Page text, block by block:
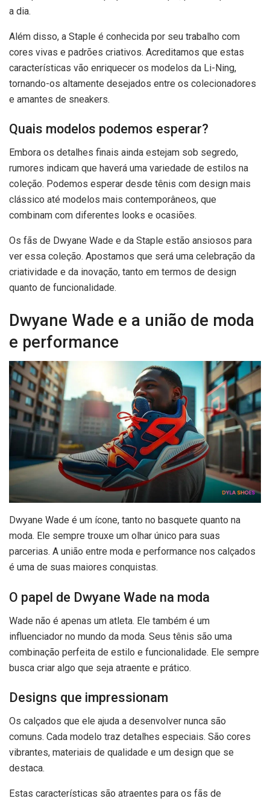
a dia.
Além disso, a Staple é conhecida por seu trabalho com
cores vivas e padrões criativos. Acreditamos que estas
características vão enriquecer os modelos da Li-Ning,
tornando-os altamente desejados entre os colecionadores
e amantes de sneakers.
Quais modelos podemos esperar?
Embora os detalhes finais ainda estejam sob segredo,
rumores indicam que haverá uma variedade de estilos na
coleção. Podemos esperar desde tênis com design mais
clássico até modelos mais contemporâneos, que
combinam com diferentes looks e ocasiões.
Os fãs de Dwyane Wade e da Staple estão ansiosos para
ver essa coleção. Apostamos que será uma celebração da
criatividade e da inovação, tanto em termos de design
quanto de funcionalidade.
Dwyane Wade e a união de moda
e performance
Dwyane Wade é um ícone, tanto no basquete quanto na
moda. Ele sempre trouxe um olhar único para suas
parcerias. A união entre moda e performance nos calçados
é uma de suas maiores conquistas.
O papel de Dwyane Wade na moda
Wade não é apenas um atleta. Ele também é um
influenciador no mundo da moda. Seus tênis são uma
combinação perfeita de estilo e funcionalidade. Ele sempre
busca criar algo que seja atraente e prático.
Designs que impressionam
Os calçados que ele ajuda a desenvolver nunca são
comuns. Cada modelo traz detalhes especiais. São cores
vibrantes, materiais de qualidade e um design que se
destaca.
Estas características são atraentes para os fãs de